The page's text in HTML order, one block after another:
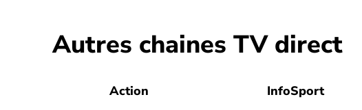
Autres chaines TV direct
Action InfoSport